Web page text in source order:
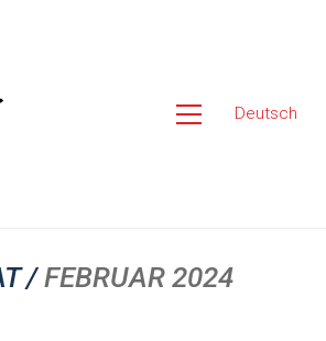
Deutsch
/FEBRUAR 2024